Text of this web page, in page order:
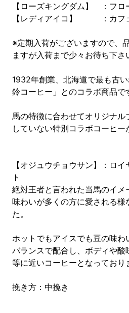
【ローズキングダム】 ：フロ
【レディアイコ】 ：カフェ
※定期入荷がございますので、
ますが入荷まで少々お待ち下さ
1932年創業、北海道で最も古
鈴コーヒー」とのコラボ商品で
馬の特徴に合わせてオリジナル
していない特別コラボコーヒー
【オジュウチョウサン】：ロ
ト
絶対王者と言われた当馬のイメ
味わいが多くの方に愛される様
た。
ホットでもアイスでも豆の味わ
バランスで配合し、ボディや酸
等に近いコーヒーとなっており
挽き方：中挽き